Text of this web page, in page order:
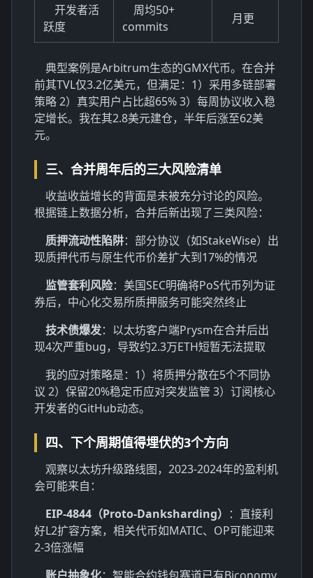
开发者活
跃度
周均50+
commits
月更
典型案例是Arbitrum生态的GMX代币。在合并
前其TVL仅3.2亿美元，但满足：1）采用多链部署
策略 2）真实用户占比超65% 3）每周协议收入稳
定增长。我在其2.8美元建仓，半年后涨至62美
元。
三、合并周年后的三大风险清单
收益收益增长的背面是未被充分讨论的风险。
根据链上数据分析，合并后新出现了三类风险：
质押流动性陷阱：部分协议（如StakeWise）出
现质押代币与原生代币价差扩大到17%的情况
监管套利风险：美国SEC明确将PoS代币列为证
券后，中心化交易所质押服务可能突然终止
技术债爆发：以太坊客户端Prysm在合并后出
现4次严重bug，导致约2.3万ETH短暂无法提取
我的应对策略是：1）将质押分散在5个不同协
议 2）保留20%稳定币应对突发监管 3）订阅核心
开发者的GitHub动态。
四、下个周期值得埋伏的3个方向
观察以太坊升级路线图，2023-2024年的盈利机
会可能来自：
EIP-4844（Proto-Danksharding） ：直接利
好L2扩容方案，相关代币如MATIC、OP可能迎来
2-3倍涨幅